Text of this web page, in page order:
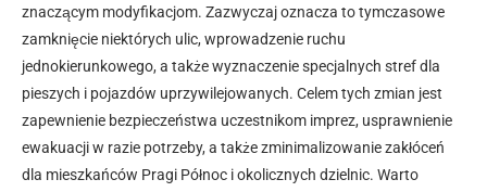
znaczącym modyfikacjom. Zazwyczaj oznacza to tymczasowe
zamknięcie niektórych ulic, wprowadzenie ruchu
jednokierunkowego, a także wyznaczenie specjalnych stref dla
pieszych i pojazdów uprzywilejowanych. Celem tych zmian jest
zapewnienie bezpieczeństwa uczestnikom imprez, usprawnienie
ewakuacji w razie potrzeby, a także zminimalizowanie zakłóceń
dla mieszkańców Pragi Północ i okolicznych dzielnic. Warto